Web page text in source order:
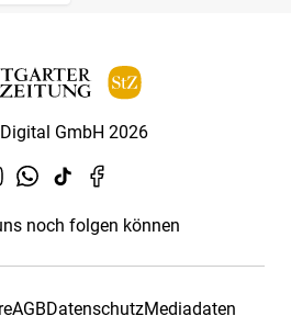
GmbH 2026
noch folgen können
AGBDatenschutzMediadaten